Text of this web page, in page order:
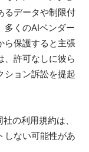
るデータや制限付
多くのAIベンダー
ら保護すると主張
、許可なしに彼ら
ション訴訟を提起
の利用規約は、
しない可能性があ